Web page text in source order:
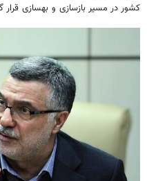
کشور در مسیر بازسازی و بهسازی قرار